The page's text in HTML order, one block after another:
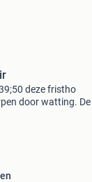
deze fristho
door watting. De